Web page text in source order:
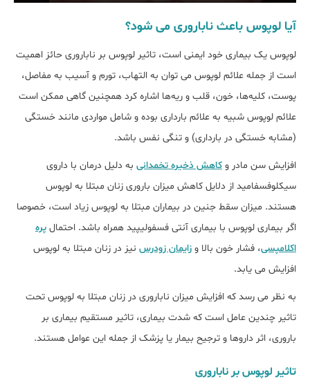
آیا لوپوس باعث ناباروری می شود؟
لوپوس یک بیماری خود ایمنی است، تاثیر لوپوس بر ناباروری حائز اهمیت
است از جمله علائم لوپوس می توان به التهاب‌، تورم و آسیب به مفاصل،
پوست، کلیه‌ها، خون، قلب و ریه‌ها اشاره کرد همچنین گاهی ممکن است
علائم لوپوس شبیه به علائم بارداری بوده و شامل مواردی مانند خستگی
(مشابه خستگی در بارداری) و تنگی نفس باشد.
افزایش سن مادر و کاهش ذخیره تخمدانی به دلیل درمان با داروی
سیکلوفسفامید از دلایل کاهش میزان باروری زنان مبتلا به لوپوس
هستند. میزان سقط جنین در بیماران مبتلا به لوپوس زیاد است، خصوصا
اگر بیماری لوپوس با بیماری آنتی فسفولیپید همراه باشد. احتمال پره
اکلامپسی، فشار خون بالا و زایمان زودرس نیز در زنان مبتلا به لوپوس
افزایش می یابد.
به نظر می رسد که افزایش میزان ناباروری در زنان مبتلا به لوپوس تحت
تاثیر چندین عامل است که شدت بیماری، تاثیر مستقیم بیماری بر
باروری، اثر داروها و ترجیح بیمار یا پزشک از جمله این عوامل هستند.
تاثیر لوپوس بر ناباروری